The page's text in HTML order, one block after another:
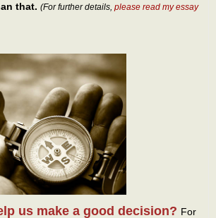
that. (For further details, please read my essay
us make a good decision? For